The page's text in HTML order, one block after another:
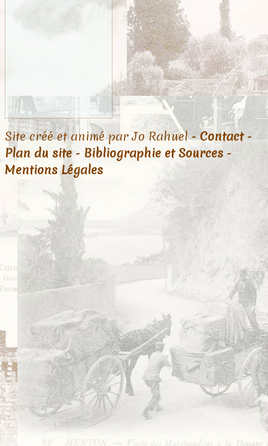
Site créé et animé par Jo Rahuel -Contact-
Plan du site- Bibliographie et Sources -
Mentions Légales